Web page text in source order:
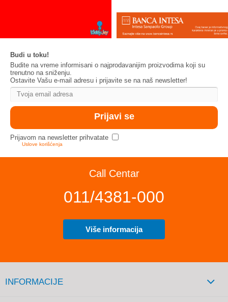
Budi u toku!
Budite na vreme informisani o najprodavanijim proizvodima koji su
trenutno na sniženju.
Ostavite Vašu e-mail adresu i prijavite se na naš newsletter!
Prijavom na newsletter prihvatate
Uslove korišćenja
Call Centar
011/4381-000
Više informacija
INFORMACIJE